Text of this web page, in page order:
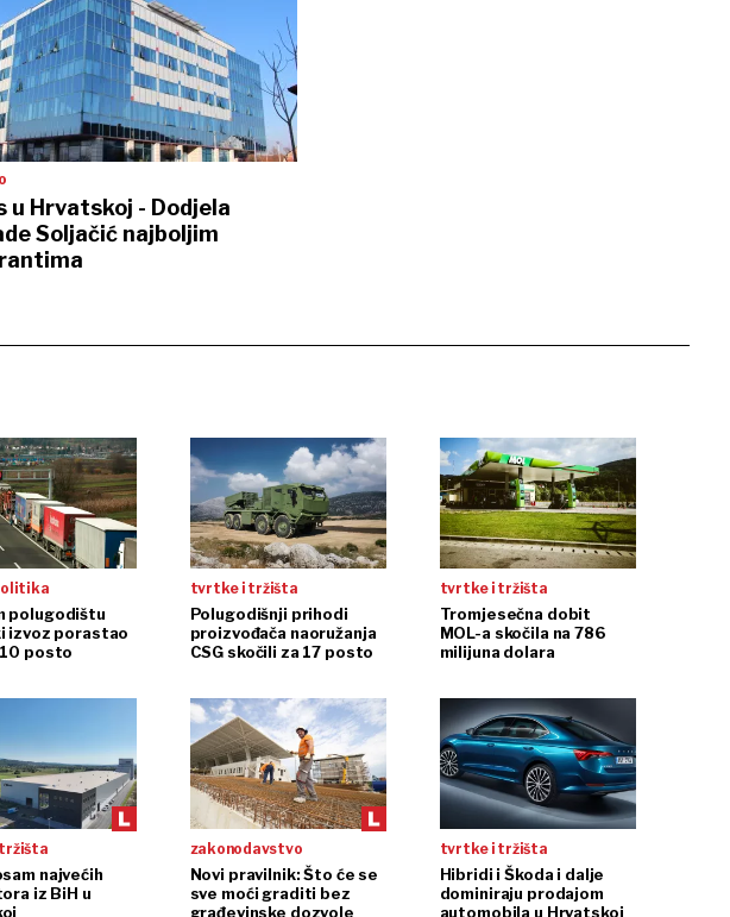
u Hrvatskoj - Dodjela
Soljačić najboljim
polugodištu
izvoz porastao
posto
tvrtke i tržišta
Polugodišnji prihodi
proizvođača naoružanja
CSG skočili za 17 posto
tvrtke i tržišta
Tromjesečna dobit
MOL-a skočila na 786
milijuna dolara
najvećih
iz BiH u
zakonodavstvo
Novi pravilnik: Što će se
sve moći graditi bez
građevinske dozvole
tvrtke i tržišta
Hibridi i Škoda i dalje
dominiraju prodajom
automobila u Hrvatskoj